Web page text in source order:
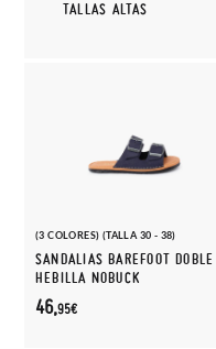
TALLAS ALTAS
(3 COLORES) (TALLA 30 - 38)
SANDALIAS BAREFOOT DOBLE
HEBILLA NOBUCK
46,95€